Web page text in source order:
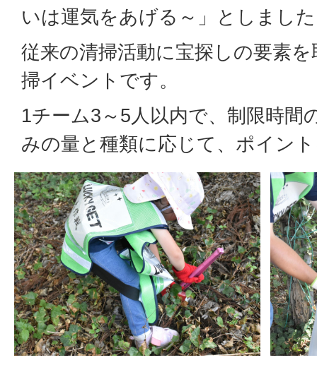
いは運気をあげる～」としまし
従来の清掃活動に宝探しの要素
掃イベントです。
1チーム3～5人以内で、制限時間
みの量と種類に応じて、ポイン